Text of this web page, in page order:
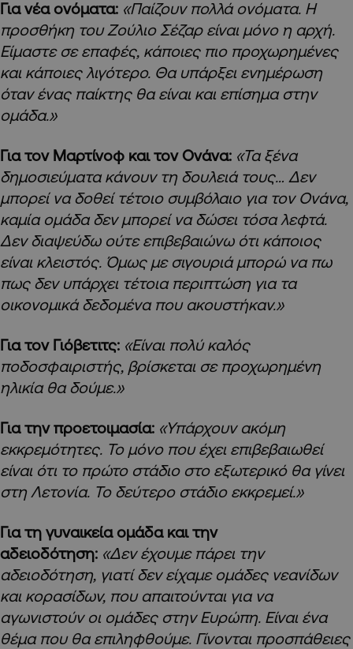
Για νέα ονόματα: «Παίζουν πολλά ονόματα. Η
προσθήκη του Ζούλιο Σέζαρ είναι μόνο η αρχή.
Είμαστε σε επαφές, κάποιες πιο προχωρημένες
και κάποιες λιγότερο. Θα υπάρξει ενημέρωση
όταν ένας παίκτης θα είναι και επίσημα στην
ομάδα.»
Για τον Μαρτίνοφ και τον Ονάνα: «Τα ξένα
δημοσιεύματα κάνουν τη δουλειά τους… Δεν
μπορεί να δοθεί τέτοιο συμβόλαιο για τον Ονάνα,
καμία ομάδα δεν μπορεί να δώσει τόσα λεφτά.
Δεν διαψεύδω ούτε επιβεβαιώνω ότι κάποιος
είναι κλειστός. Όμως με σιγουριά μπορώ να πω
πως δεν υπάρχει τέτοια περιπτώση για τα
οικονομικά δεδομένα που ακουστήκαν.»
Για τον Γιόβετιτς: «Είναι πολύ καλός
ποδοσφαιριστής, βρίσκεται σε προχωρημένη
ηλικία θα δούμε.»
Για την προετοιμασία: «Υπάρχουν ακόμη
εκκρεμότητες. Το μόνο που έχει επιβεβαιωθεί
είναι ότι το πρώτο στάδιο στο εξωτερικό θα γίνει
στη Λετονία. Το δεύτερο στάδιο εκκρεμεί.»
Για τη γυναικεία ομάδα και την
αδειοδότηση: «Δεν έχουμε πάρει την
αδειοδότηση, γιατί δεν είχαμε ομάδες νεανίδων
και κορασίδων, που απαιτούνται για να
αγωνιστούν οι ομάδες στην Ευρώπη. Είναι ένα
θέμα που θα επιληφθούμε. Γίνονται προσπάθειες